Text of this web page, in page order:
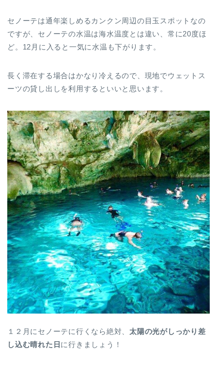
セノーテは通年楽しめるカンクン周辺の目玉スポットなの
ですが、セノーテの水温は海水温度とは違い、常に20度ほ
ど。12月に入ると一気に水温も下がります。
長く滞在する場合はかなり冷えるので、現地でウェットス
ーツの貸し出しを利用するといいと思います。
１２月にセノーテに行くなら絶対、 太陽の光がしっかり差
し込む晴れた日 に行きましょう！